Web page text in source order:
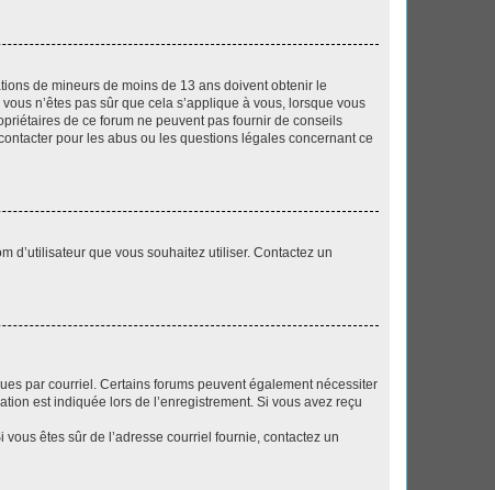
de mineurs de moins de 13 ans doivent obtenir le
n’êtes pas sûr que cela s’applique à vous, lorsque vous
de ce forum ne peuvent pas fournir de conseils
pour les abus ou les questions légales concernant ce
d’utilisateur que vous souhaitez utiliser. Contactez un
par courriel. Certains forums peuvent également nécessiter
est indiquée lors de l’enregistrement. Si vous avez reçu
êtes sûr de l’adresse courriel fournie, contactez un